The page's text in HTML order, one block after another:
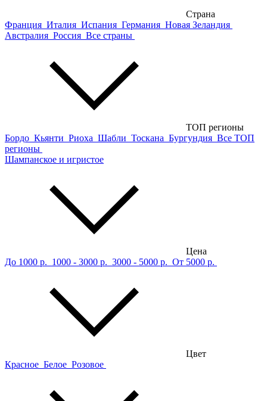
Страна
Франция Италия Испания Германия Новая Зеландия
Австралия Россия Все страны
ТОП регионы
Бордо Кьянти Риоха Шабли Тоскана Бургундия Все ТОП
регионы
Шампанское и игристое
Цена
До 1000 р. 1000 - 3000 р. 3000 - 5000 р. От 5000 р.
Цвет
Красное Белое Розовое